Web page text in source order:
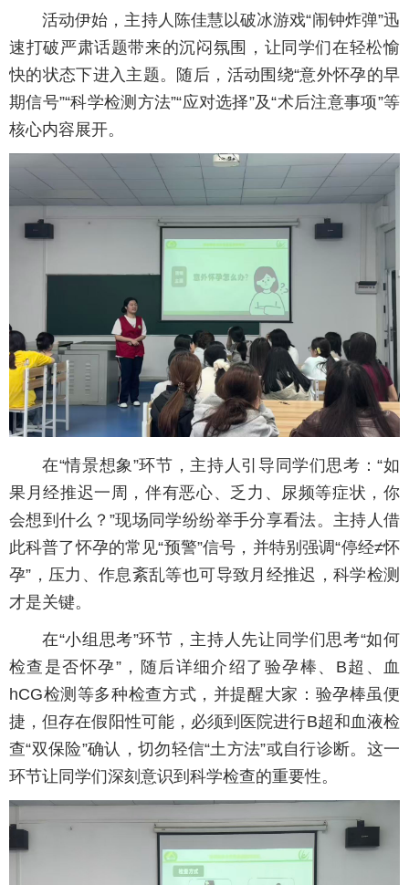
活动伊始，主持人陈佳慧以破冰游戏“闹钟炸弹”迅
速打破严肃话题带来的沉闷氛围，让同学们在轻松愉
快的状态下进入主题。随后，活动围绕“意外怀孕的早
期信号”“科学检测方法”“应对选择”及“术后注意事项”等
核心内容展开。
在“情景想象”环节，主持人引导同学们思考：“如
果月经推迟一周，伴有恶心、乏力、尿频等症状，你
会想到什么？”现场同学纷纷举手分享看法。主持人借
此科普了怀孕的常见“预警”信号，并特别强调“停经≠怀
孕”，压力、作息紊乱等也可导致月经推迟，科学检测
才是关键。
在“小组思考”环节，主持人先让同学们思考“如何
检查是否怀孕”，随后详细介绍了验孕棒、B超、血
hCG检测等多种检查方式，并提醒大家：验孕棒虽便
捷，但存在假阳性可能，必须到医院进行B超和血液检
查“双保险”确认，切勿轻信“土方法”或自行诊断。这一
环节让同学们深刻意识到科学检查的重要性。